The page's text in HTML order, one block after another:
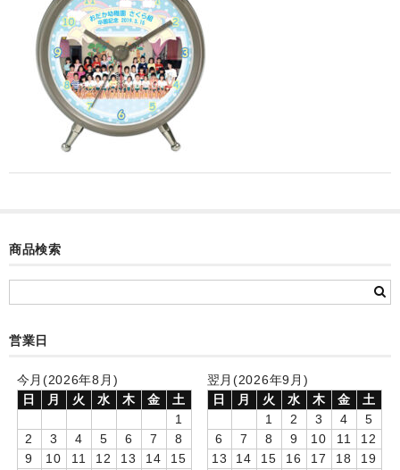
音声時計(集合)
目覚まし時計(個別)
お絵かきギャラリープラス(絵＋個別)
メロディ時計(個別)
お絵かきギャラリー
卒園DVDアルバム
卒業記念品
音声入りフォトフレームクロック(集合)
商品検索
営業日
今月(2026年8月)
日
月 火 水 木 金
土
1
2
3 4 5 6 7
8
9
10 11 12 13 14
15
翌月(2026年9月)
日
月 火 水 木 金
土
1
2 3 4
5
6
7 8 9 10 11
12
13
14 15 16 17 18
19